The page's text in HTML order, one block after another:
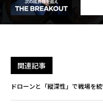
関連記事
ドローンと「縦深性」で戦場を